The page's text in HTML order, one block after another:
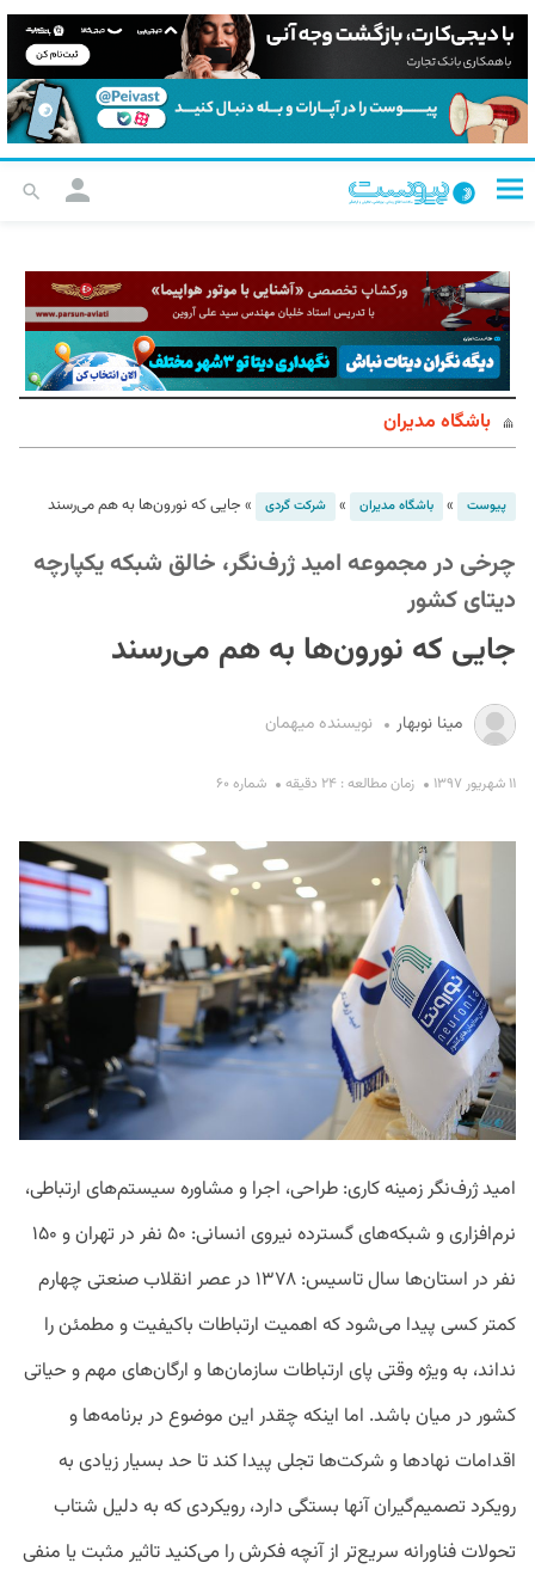
باشگاه مدیران
پیوست » باشگاه مدیران » شرکت گردی » جایی که نورون‌ها به هم می‌رسند
چرخی در مجموعه امید ژرف‌نگر، خالق شبکه یکپارچه
دیتای کشور
جایی که نورون‌ها به هم می‌رسند
مینا نوبهار نویسنده میهمان
۱۱ شهریور ۱۳۹۷ زمان مطالعه : ۲۴ دقیقه شماره ۶۰
امید ژرف‌نگر زمینه کاری: طراحی، اجرا و مشاوره سیستم‌های ارتباطی،
نرم‌افزاری و شبکه‌های گسترده نیروی انسانی: ۵۰ نفر در تهران و ۱۵۰
نفر در استان‌ها سال تاسیس: ۱۳۷۸ در عصر انقلاب صنعتی چهارم
کمتر کسی پیدا می‌شود که اهمیت ارتباطات باکیفیت و مطمئن را
نداند، به ویژه وقتی پای ارتباطات سازمان‌ها و ارگان‌های مهم و حیاتی
کشور در میان باشد. اما اینکه چقدر این موضوع در برنامه‌ها و
اقدامات نهادها و شرکت‌ها تجلی پیدا کند تا حد بسیار زیادی به
رویکرد تصمیم‌گیران آنها بستگی دارد، رویکردی که به دلیل شتاب
تحولات فناورانه سریع‌تر از آنچه فکرش را می‌کنید تاثیر مثبت یا منفی